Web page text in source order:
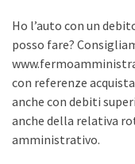
Ho l’auto con un
posso fare?
con referenze
anche con debiti
anche della relativa
amministrativo.